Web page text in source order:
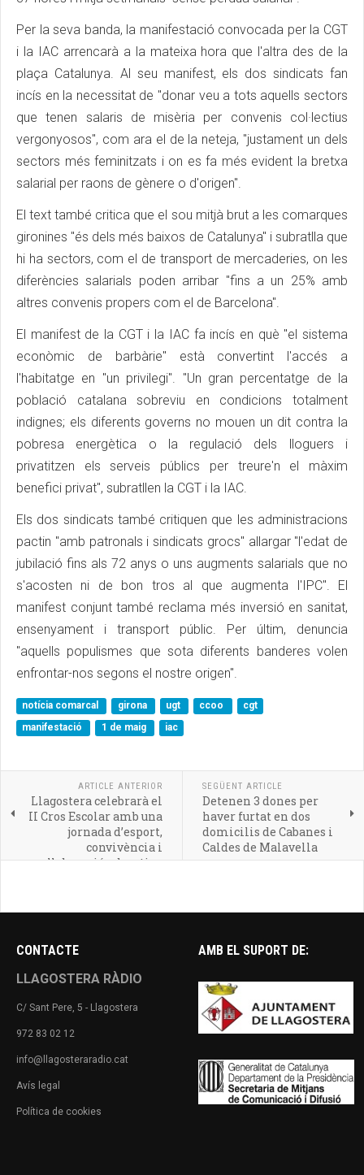
Per la seva banda, la manifestació convocada per la CGT
i la IAC arrencarà a la mateixa hora que l'altra des de la
plaça Catalunya. Al seu manifest, els dos sindicats fan
incís en la necessitat de "donar veu a tots aquells sectors
que tenen salaris de misèria per convenis col·lectius
vergonyosos", com ara el de la neteja, "justament un dels
sectors més feminitzats i on es fa més evident la bretxa
salarial per raons de gènere o d'origen".
El text també critica que el sou mitjà brut a les comarques
gironines "és dels més baixos de Catalunya" i subratlla que
hi ha sectors, com el de transport de mercaderies, on les
diferències salarials poden arribar "fins a un 25% amb
altres convenis propers com el de Barcelona".
El manifest de la CGT i la IAC fa incís en què "el sistema
econòmic de barbàrie" està convertint l'accés a
l'habitatge en "un privilegi". "Un gran percentatge de la
població catalana sobreviu en condicions totalment
indignes; els diferents governs no mouen un dit contra la
pobresa energètica o la regulació dels lloguers i
privatitzen els serveis públics per treure'n el màxim
benefici privat", subratllen la CGT i la IAC.
Els dos sindicats també critiquen que les administracions
pactin "amb patronals i sindicats grocs" allargar "l'edat de
jubilació fins als 72 anys o uns augments salarials que no
s'acosten ni de bon tros al que augmenta l'IPC". El
manifest conjunt també reclama més inversió en sanitat,
ensenyament i transport públic. Per últim, denuncia
"aquells populismes que sota diferents banderes volen
enfrontar-nos segons el nostre origen".
notícia comarcal girona ugt ccoo
cgt
manifestació
1 de maig iac
ARTICLE ANTERIOR
Llagostera celebrarà el
II Cros Escolar amb una
jornada d’esport,
convivència i
col·laboració educativa
SEGÜENT ARTICLE
Detenen 3 dones per
haver furtat en dos
domicilis de Cabanes i
Caldes de Malavella
CONTACTE
LLAGOSTERA RÀDIO
C/ Sant Pere, 5 - Llagostera
972 83 02 12
info@llagosteraradio.cat
Avís legal
Política de cookies
AMB EL SUPORT DE: